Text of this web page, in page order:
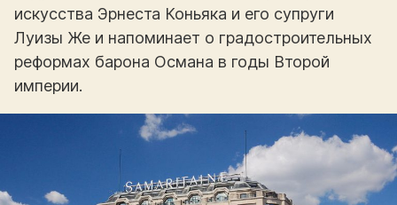
искусства Эрнеста Коньяка и его супруги
Луизы Же и напоминает о градостроительных
реформах барона Османа в годы Второй
империи.